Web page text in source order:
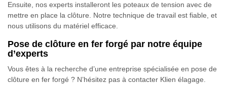
Ensuite, nos experts installeront les poteaux de tension avec de
mettre en place la clôture. Notre technique de travail est fiable, et
nous utilisons du matériel efficace.
Pose de clôture en fer forgé par notre équipe
d’experts
Vous êtes à la recherche d’une entreprise spécialisée en pose de
clôture en fer forgé ? N’hésitez pas à contacter Klien élagage.